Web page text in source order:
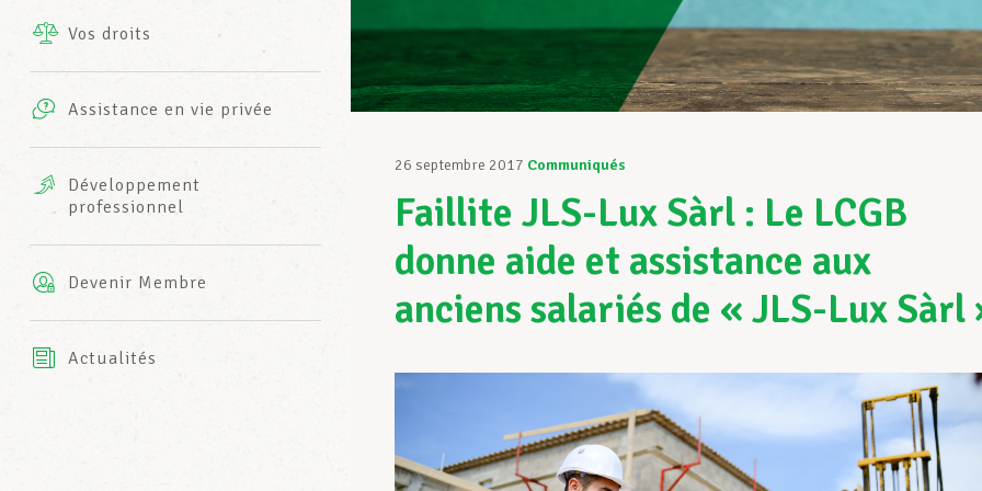
INFO-CENTER
Vos droits
Assistance en vie privée
complémentaires
AXA
Développement
professionnel
Devenir Membre
Actualités
26 septembre 2017 Communiqués
Faillite JLS-Lux Sàrl : Le LCGB
donne aide et assistance aux
anciens salariés de « JLS-Lux Sàrl